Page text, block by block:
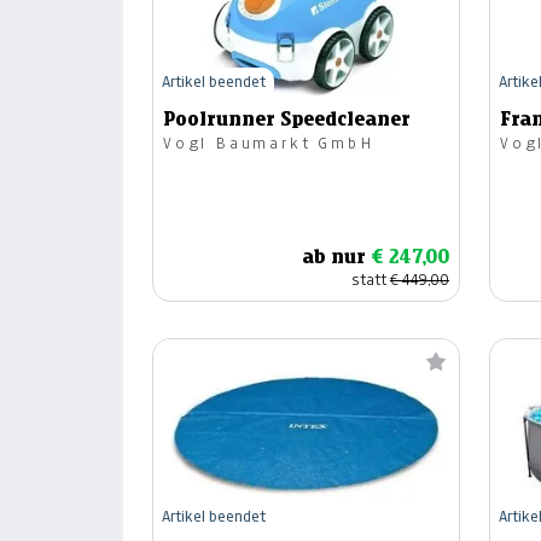
Poolrunner Speedcleaner
Vogl Baumarkt GmbH
ab nur € 247,00
statt€ 449,00
Artikel beendet
Artikel beendet